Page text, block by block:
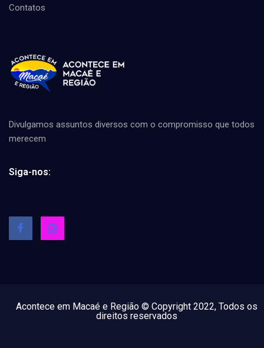
Contatos
Divulgamos assuntos diversos com o compromisso que todos
merecem
Siga-nos:
Acontece em Macaé e Região © Copyright 2022, Todos os
direitos reservados